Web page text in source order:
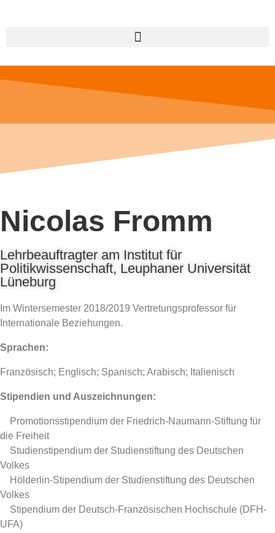
Nicolas Fromm
Lehrbeauftragter am Institut für
Politikwissenschaft, Leuphaner Universität
Lüneburg
Im Wintersemester 2018/2019 Vertretungsprofessor für
Internationale Beziehungen.
Sprachen:
Französisch; Englisch; Spanisch; Arabisch; Italienisch
Stipendien und Auszeichnungen:
 Promotionsstipendium der Friedrich-Naumann-Stiftung für
die Freiheit
 Studienstipendium der Studienstiftung des Deutschen
Volkes
 Hölderlin-Stipendium der Studienstiftung des Deutschen
Volkes
 Stipendium der Deutsch-Französischen Hochschule (DFH-
UFA)